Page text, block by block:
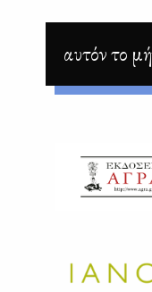
αυτόν το